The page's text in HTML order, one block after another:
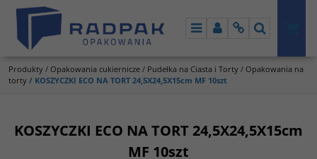
MenuPanelInfoSzukaj
Produkty / Opakowania cukiernicze / Pudełka na Ciasta i Torty / Opakowania na
torty / KOSZYCZKI ECO NA TORT 24,5X24,5X15cm MF 10szt
KOSZYCZKI ECO NA TORT 24,5X24,5X15cm
MF 10szt